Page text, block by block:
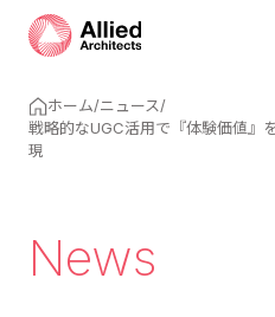
ホーム/ニュース/
戦略的なUGC活用で『体験価値』
現
News